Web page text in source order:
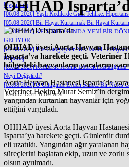
Uygulama
[06.08.2026] Yaşlı Kedilerde Gizli Tehlike:
[05.08.2026] Bir Hayat Kurtarmak Bir Hayat
[05.08.2026] KEDİ REFAHINDA YENİ BİR
GELİYOR
[04.08.2026] The Catographer Nils Jacobi :
Röportaj
[03.08.2026] Kedilerde Kronik Böbrek
Neyi Değiştirdi?
[03.08.2026] O Gittiğinde Evden Sadece Bir Nefes
OHHAD
OHHAD üyesi Aorta Hayvan
Isparta’ya harekete geçti. Veteriner
bölgedeki hayvanların yaralarını
Aorta Hayvan Hastanesi Isparta’da
Veteriner Hekim Murat Semiz’in
yangından kurtarılan hayvanlar için
ettiğini vurguladı.
OHHAD üyesi Aorta Hayvan
Isparta’ya harekete geçti. Günlerdir
eli uzatıldı. Yangından ağır yaralanan
süreçlerini başlatan ekip, uzun ve zorlu
olsun ayrılmadı.